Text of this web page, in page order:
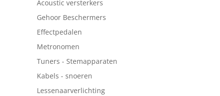
Acoustic versterkers
Gehoor Beschermers
Effectpedalen
Metronomen
Tuners - Stemapparaten
Kabels - snoeren
Lessenaarverlichting